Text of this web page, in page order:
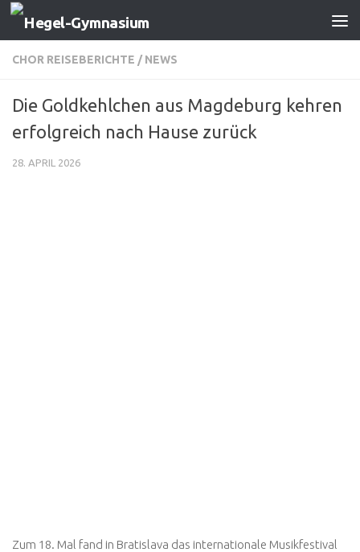
Zum Inhalt springen
CHOR REISEBERICHTE / NEWS
Die Goldkehlchen aus Magdeburg kehren
erfolgreich nach Hause zurück
28. APRIL 2026
Zum 18. Mal fand in Bratislava das internationale Musikfestival